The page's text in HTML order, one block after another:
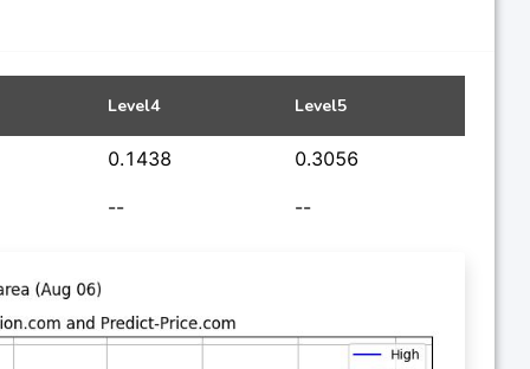
Level4 Level5
0.1438 0.3056
-- --